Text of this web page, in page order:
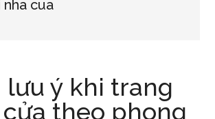
cua
lưu ý khi trang
theo phong